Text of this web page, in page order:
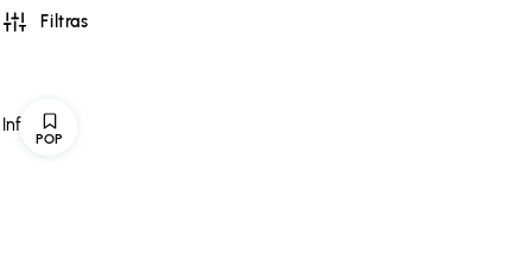
Filtras
POP